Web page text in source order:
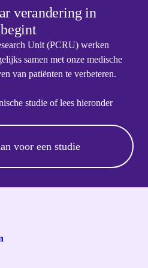
verandering in
Unit (PCRU) werken
samen met onze medische
van patiënten te verbeteren.
studie of lees hieronder
voor een studie